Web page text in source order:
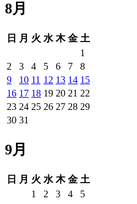
8月
日 月 火 水 木 金 土
1
2
3 4 5 6 7
8
9
10 11 12 13 14 15
16 17 18 19 20 21 22
23 24 25 26 27 28 29
30 31
9月
日 月 火 水 木 金 土
1
2 3 4
5